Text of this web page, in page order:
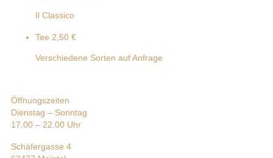
Il Classico
Tee 2,50 €
Verschiedene Sorten auf Anfrage
Öffnungszeiten
Dienstag – Sonntag
17.00 – 22.00 Uhr
Schäfergasse 4